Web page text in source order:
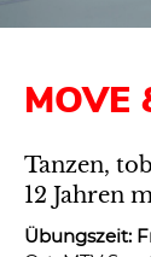
MOVE
Tanzen,
12 Jahren
Übungszeit: